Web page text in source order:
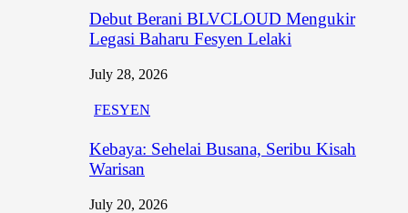
Debut Berani BLVCLOUD Mengukir
Legasi Baharu Fesyen Lelaki
July 28, 2026
FESYEN
Kebaya: Sehelai Busana, Seribu Kisah
Warisan
July 20, 2026